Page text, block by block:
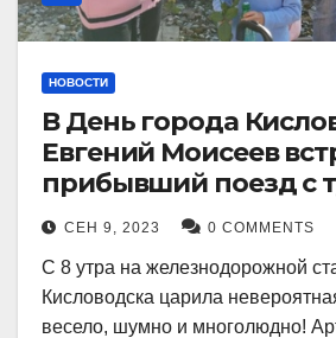
НОВОСТИ
В День города
Евгений Моисеев
прибывший поезд с
СЕН 9, 2023 0 COMMENTS
С 8 утра на железнодорожной
Кисловодска царила
весело, шумно и многолюдно!